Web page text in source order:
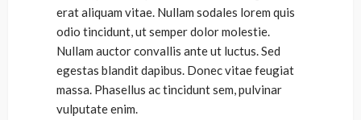
erat aliquam vitae. Nullam sodales lorem quis
odio tincidunt, ut semper dolor molestie.
Nullam auctor convallis ante ut luctus. Sed
egestas blandit dapibus. Donec vitae feugiat
massa. Phasellus ac tincidunt sem, pulvinar
vulputate enim.